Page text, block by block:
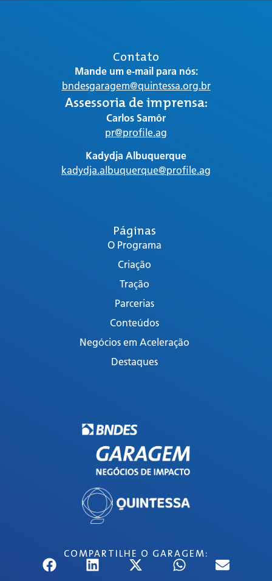
COMPARTILHE O GARAGEM:
Páginas
O Programa
Criação
Tração
Parcerias
Conteúdos
Negócios em Aceleração
Destaques
Contato
Mande um e-mail para nós:
bndesgaragem@quintessa.org.br
Assessoria de imprensa:
Carlos Samôr
pr@profile.ag
Kadydja Albuquerque
kadydja.albuquerque@profile.ag